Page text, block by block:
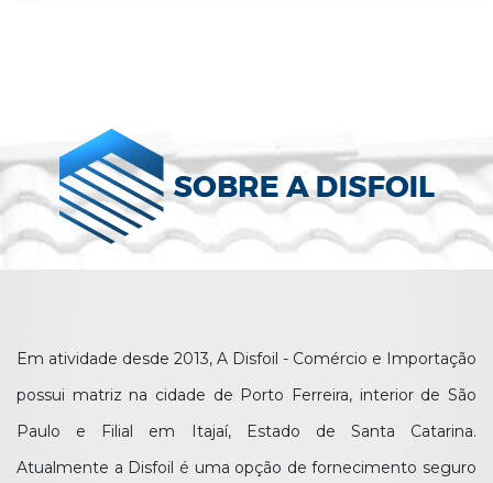
Em atividade desde 2013, A Disfoil - Comércio e Importação
possui matriz na cidade de Porto Ferreira, interior de São
Paulo e Filial em Itajaí, Estado de Santa Catarina.
Atualmente a Disfoil é uma opção de fornecimento seguro